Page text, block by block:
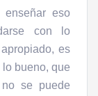
enseñar eso
con lo
es
bueno, que
se puede